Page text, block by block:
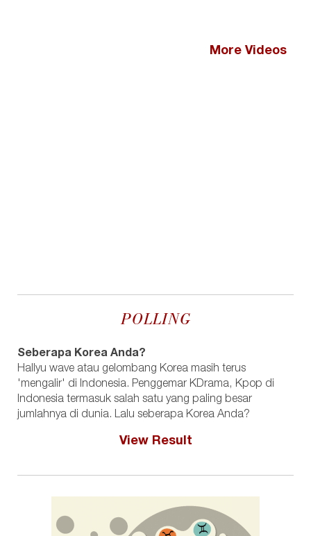
More Videos
POLLING
Seberapa Korea Anda?
Hallyu wave atau gelombang Korea masih terus
'mengalir' di Indonesia. Penggemar KDrama, Kpop di
Indonesia termasuk salah satu yang paling besar
jumlahnya di dunia. Lalu seberapa Korea Anda?
View Result